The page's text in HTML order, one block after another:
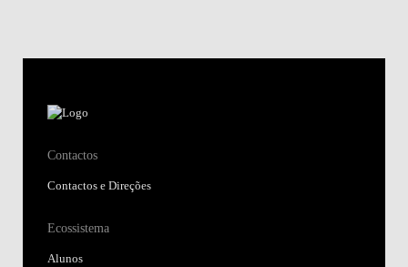
Contactos
Contactos e Direções
Ecossistema
Alunos